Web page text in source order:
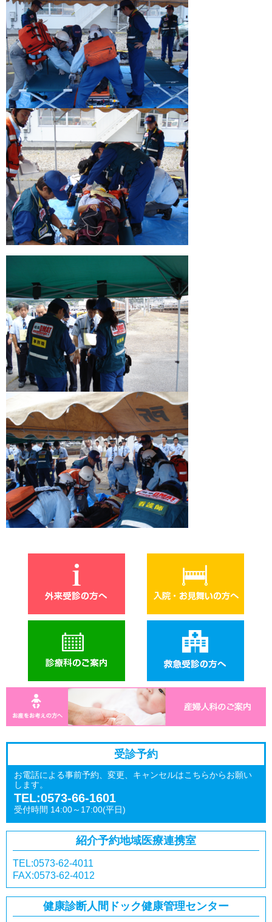
受診予約
お電話による事前予約、変更、キャンセルはこちらからお願い
します。
TEL:0573-66-1601
受付時間 14:00～17:00(平日)
紹介予約地域医療連携室
TEL:0573-62-4011
FAX:0573-62-4012
健康診断人間ドック健康管理センター